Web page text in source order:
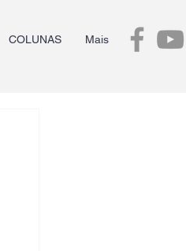
COLUNAS Mais